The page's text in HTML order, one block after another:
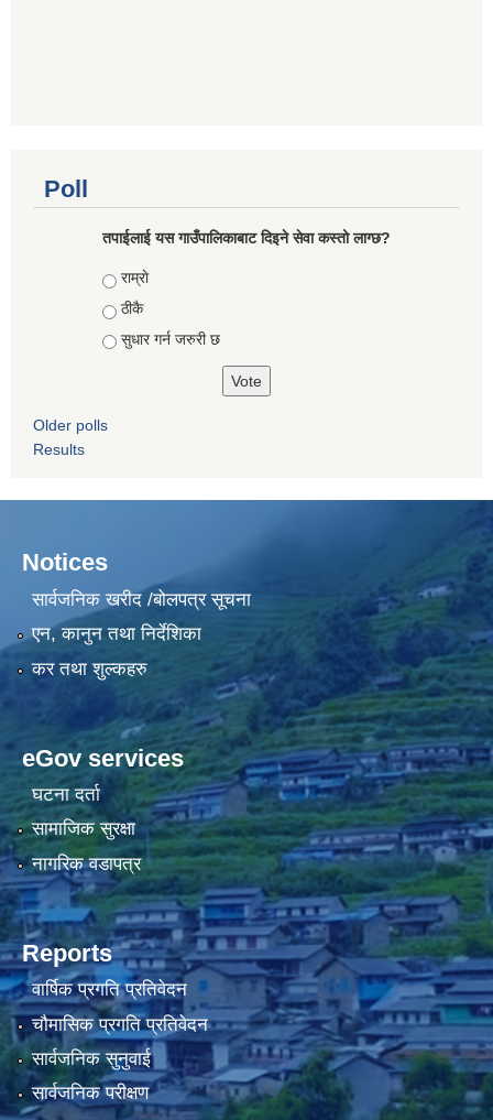
Poll
तपाईलाई यस गाउँपालिकाबाट दिइने सेवा कस्तो लाग्छ?
Choices
राम्राे
ठीकै
सुधार गर्न जरुरी छ
Older polls
Results
Notices
सार्वजनिक खरीद /बोलपत्र सूचना
एन, कानुन तथा निर्देशिका
कर तथा शुल्कहरु
eGov services
घटना दर्ता
सामाजिक सुरक्षा
नागरिक वडापत्र
Reports
वार्षिक प्रगति प्रतिवेदन
चौमासिक प्रगति प्रतिवेदन
सार्वजनिक सुनुवाई
सार्वजनिक परीक्षण